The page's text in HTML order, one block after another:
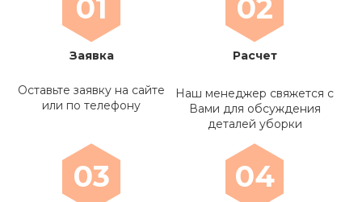
01
Заявка
Оставьте заявку на сайте
или по телефону
02
Расчет
Наш менеджер свяжется с
Вами для обсуждения
деталей уборки
03 04